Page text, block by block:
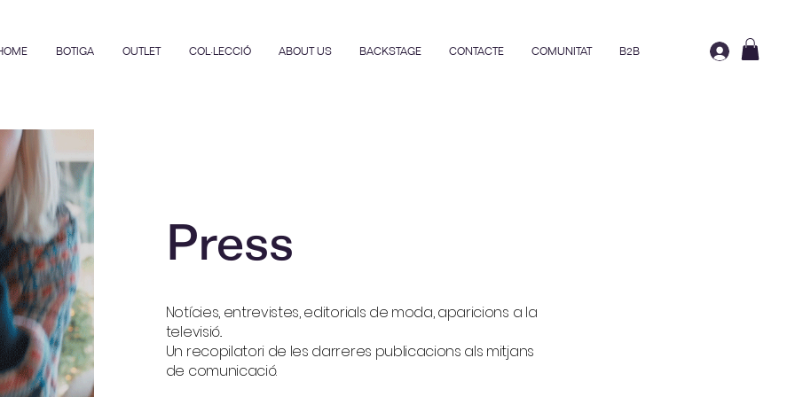
BOTIGA OUTLET COL·LECCIÓ ABOUT US BACKSTAGE CONTACTE COMUNITAT B2B
Press
Notícies, entrevistes, editorials de moda, aparicions a la
televisió...
Un recopilatori de les darreres publicacions als mitjans
de comunicació.